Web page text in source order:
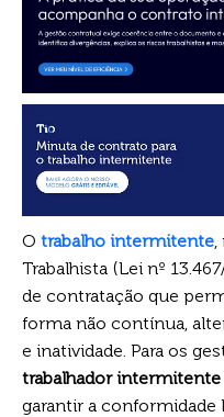
O trabalho intermitente,
Trabalhista (Lei nº
de contratação que
forma não contínua,
e inatividade. Para os
trabalhador intermitente
garantir a conformidade